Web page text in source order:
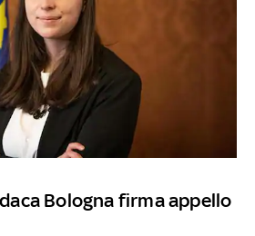
Bologna firma appello